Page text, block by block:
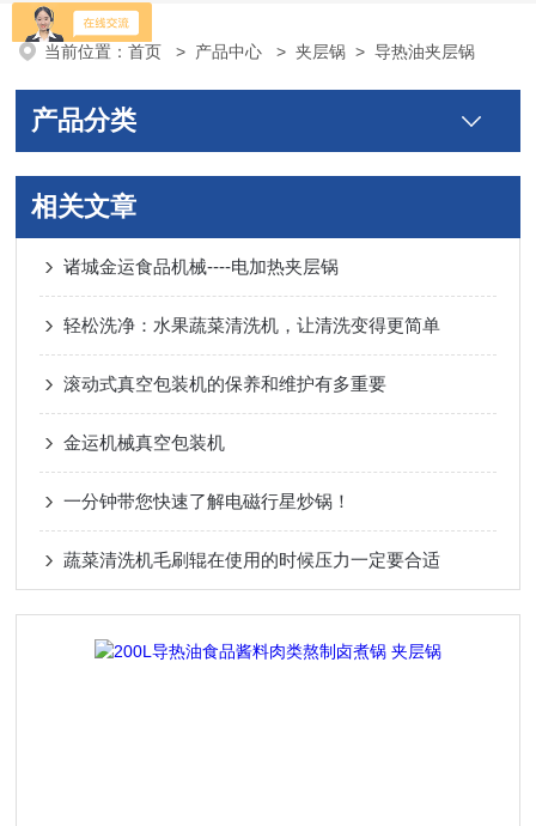
当前位置：首页 > 产品中心 >夹层锅 >导热油夹层锅
产品分类
相关文章
诸城金运食品机械----电加热夹层锅
轻松洗净：水果蔬菜清洗机，让清洗变得更简单
滚动式真空包装机的保养和维护有多重要
金运机械真空包装机
一分钟带您快速了解电磁行星炒锅！
蔬菜清洗机毛刷辊在使用的时候压力一定要合适